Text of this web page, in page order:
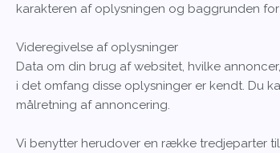
karakteren af oplysningen og baggrunden
Videregivelse af oplysninger
Data om din brug af websitet, hvilke
i det omfang disse oplysninger er kendt. Du
målretning af annoncering.
Vi benytter herudover en række tredjeparter